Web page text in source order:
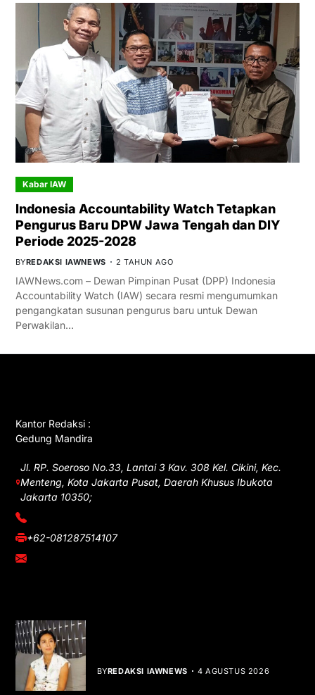
Kabar IAW
Indonesia Accountability Watch Tetapkan
Pengurus Baru DPW Jawa Tengah dan DIY
Periode 2025-2028
BYREDAKSI IAWNEWS 2 TAHUN AGO
IAWNews.com – Dewan Pimpinan Pusat (DPP) Indonesia
Accountability Watch (IAW) secara resmi mengumumkan
pengangkatan susunan pengurus baru untuk Dewan
Perwakilan…
Kantor Redaksi :
Gedung Mandira
Jl. RP. Soeroso No.33, Lantai 3 Kav. 308 Kel. Cikini, Kec.
Menteng, Kota Jakarta Pusat, Daerah Khusus Ibukota
Jakarta 10350;
(021) 3908026
+62-081287514107
adm@iawnews.com
BYREDAKSI IAWNEWS 4 AGUSTUS 2026